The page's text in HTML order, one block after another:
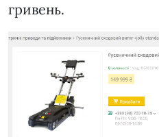
гривень.